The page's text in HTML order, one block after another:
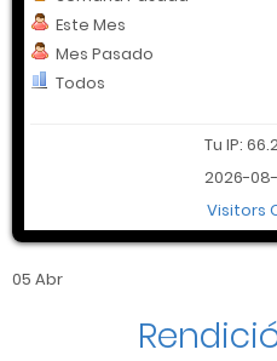
Este Mes
Mes Pasado
Todos
Tu IP:
2026-08-
Visitors
05 Abr